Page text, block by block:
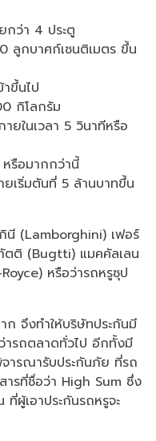
กว่า 4 ประตู
ลูกบาศก์เซนติเมตร ขึ้น
ขึ้นไป
กิโลกรัม
ยในเวลา 5 วินาทีหรือ
รือมากกว่านี้
ยเริ่มตันที่ 5 ล้านบาทขึ้น
นี (Lamborghini) เฟอร์
ตติ (Bugtti) แมคคัลเลน
หรือว่ารถหรูซุป
จึงทำให้บริษัทประกันมี
รถตลาดทั่วไป อีกทั้งมี
ารณารับประกันภัย ที่รถ
ารที่ชื่อว่า High Sum ซึ่ง
ผู้เอาประกันรถหรูจะ